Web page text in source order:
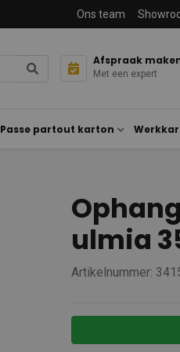
Ons team
Afspraak
Met een expert
Passe partout karton
ulmia
Artikelnummer: